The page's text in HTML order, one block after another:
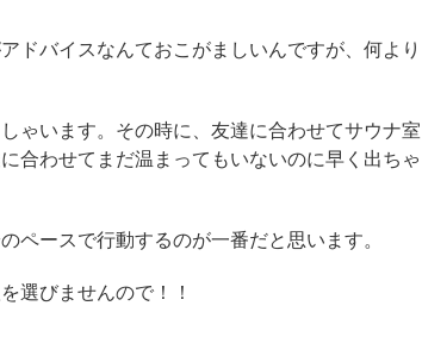
バイスなんておこがましいんですが、何より
ゃいます。その時に、友達に合わせてサウナ室
合わせてまだ温まってもいないのに早く出ちゃ
ースで行動するのが一番だと思います。
選びませんので！！